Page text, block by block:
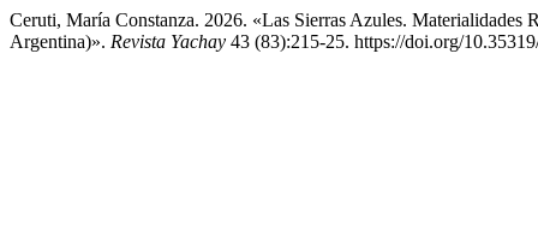
Ceruti, María Constanza. 2026. «Las Sierras Azules. Materialidades
Argentina)». Revista Yachay 43 (83):215-25. https://doi.org/